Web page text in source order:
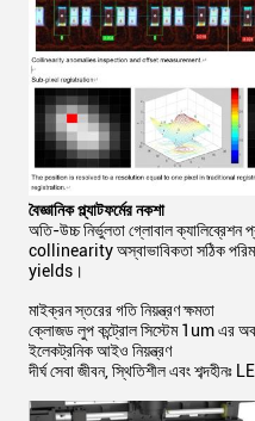
বৈজ্ঞানিক প্ল্যাটফর্মের নকশা
অতি-উচ্চ নির্ভুলতা গ্লোবাল ক্যালিব্রেশন
collinearity অস্বাভাবিকতা সঠিক
yields।
মাইক্রন স্তরের গতি নিয়ন্ত্রণ ক্ষমতা
ক্লোজড লুপ কন্ট্রোল সিস্টেম 1um এর
ইলেকট্রনিক আইও নিয়ন্ত্রণ
দীর্ঘ সেবা জীবন, স্থিতিশীল এবং শব্দহীনঃ